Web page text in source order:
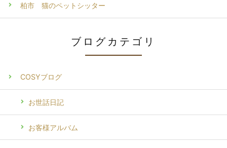
柏市 猫のペットシッター
ブログカテゴリ
COSYブログ
お世話日記
お客様アルバム